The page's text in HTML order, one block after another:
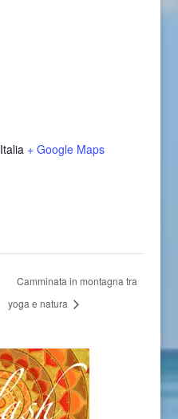
Italia + Google Maps
Camminata in montagna tra
yoga e natura